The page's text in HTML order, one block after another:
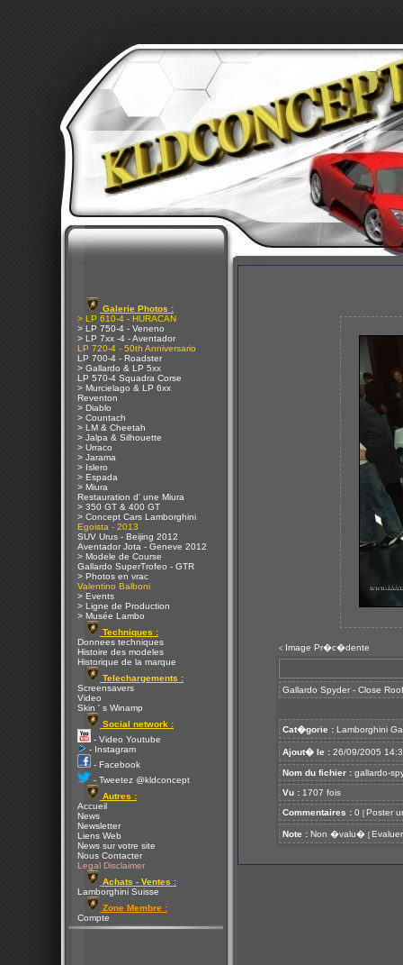
Galerie Photos :
> LP 610-4 - HURACAN
> LP 750-4 - Veneno
> LP 7xx -4 - Aventador
LP 720-4 - 50th Anniversario
LP 700-4 - Roadster
> Gallardo & LP 5xx
LP 570-4 Squadra Corse
> Murcielago & LP 6xx
Reventon
> Diablo
> Countach
> LM & Cheetah
> Jalpa & Silhouette
> Urraco
> Jarama
> Islero
> Espada
> Miura
Restauration d' une Miura
> 350 GT & 400 GT
> Concept Cars Lamborghini
Egoista - 2013
SUV Urus - Beijing 2012
Aventador Jota - Geneve 2012
> Modele de Course
Gallardo SuperTrofeo - GTR
> Photos en vrac
Valentino Balboni
> Events
> Ligne de Production
> Musée Lambo
Techniques :
Donnees techniques
Histoire des modeles
Historique de la marque
Telechargements :
Screensavers
Video
Skin ' s Winamp
Social network :
- Video Youtube
- Instagram
- Facebook
- Tweetez @kldconcept
Autres :
Accueil
News
Newsletter
Liens Web
News sur votre site
Nous Contacter
Legal Disclaimer
Achats - Ventes :
Lamborghini Suisse
Zone Membre :
Compte
< Image Pr�c�dente
Gallardo Spyder - Close Roof
Cat�gorie : Lamborghini
Ajout� le : 26/09/2005
Nom du fichier : gallardo-
Vu : 1707 fois
Commentaires : 0 [ Poster
Note : Non �valu� [ Evaluer